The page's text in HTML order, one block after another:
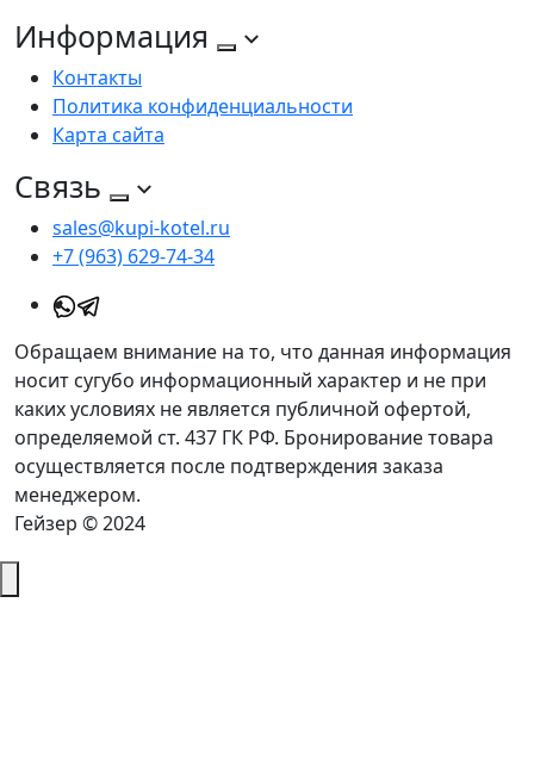
Информация
Контакты
Политика конфиденциальности
Карта сайта
Связь
sales@kupi-kotel.ru
+7 (963) 629-74-34
Обращаем внимание на то, что данная информация
носит сугубо информационный характер и не при
каких условиях не является публичной офертой,
определяемой ст. 437 ГК РФ. Бронирование товара
осуществляется после подтверждения заказа
менеджером.
Гейзер © 2024